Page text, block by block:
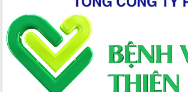
sống người dân từ những mô hình thiết
thực
Quyết liệt tháo gỡ vướng mắc, đẩy
nhanh tiến độ các dự án trọng điểm
trong Khu kinh tế Nam Phú Yên
Hòn Yến phát triển du lịch gắn với bảo